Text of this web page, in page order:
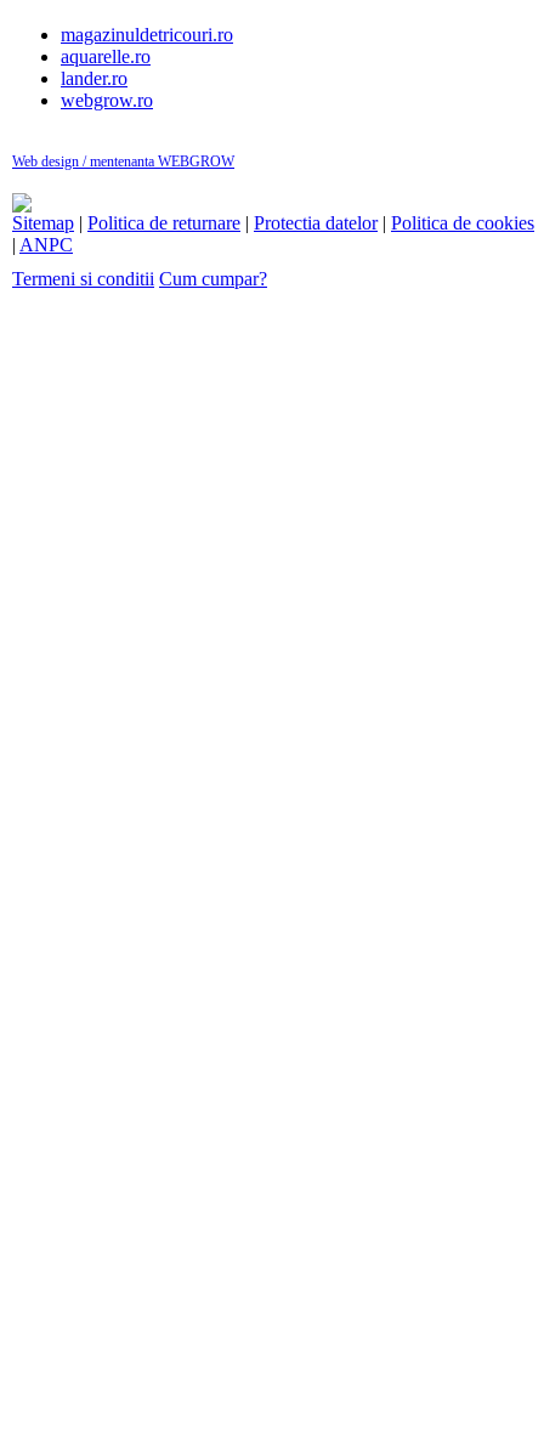
magazinuldetricouri.ro
aquarelle.ro
lander.ro
webgrow.ro
Web design / mentenanta WEBGROW
Sitemap | Politica de returnare | Protectia datelor| Politica de cookies
| ANPC
Termeni si conditii Cum cumpar?